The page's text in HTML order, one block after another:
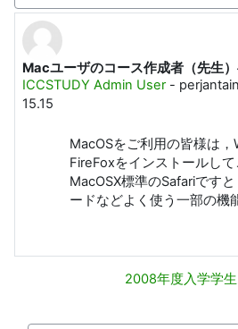
Macユーザのコース作成者（先生
ICCSTUDY Admin User-
15.15
Vastausten määrä: 0
MacOSをご利用の皆様は
FireFoxをインストールして
MacOSX標準のSafariです
ードなどよく使う一部の機
2008年度入学学